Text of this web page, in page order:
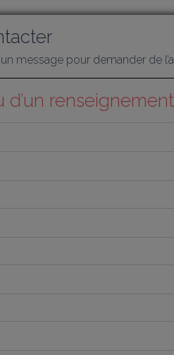
message pour demander de
d’un